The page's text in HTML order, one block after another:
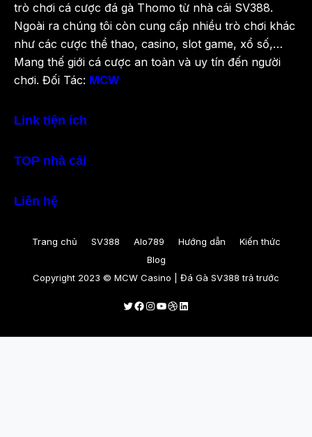
trò chơi cá cược đá gà Thomo từ nhà cái SV388.
Ngoài ra chúng tôi còn cung cấp nhiều trò chơi khác
như các cược thể thao, casino, slot game, xổ số,…
Mang thế giới cá cược an toàn và uy tín đến người
chơi. Đối Tác: MCW
Link tiện ích
TOP nhà cái
Liên hệ
Trang chủ SV388 Alo789 Hướng dẫn
Kiến thức
Blog
Copyright 2023 © MCW Casino | Đá Gà SV388 trả trước
Twitter
Facebook
Instagram
Youtube
Dribbble
LinkedIn